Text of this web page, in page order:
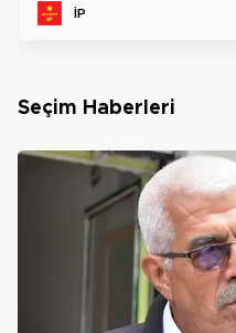
İP
Seçim Haberleri